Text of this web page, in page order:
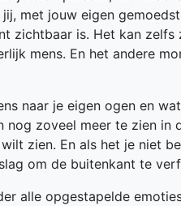
met jouw eigen
zichtbaar is. Het kan
mens. En het andere
naar je eigen ogen en
zoveel meer te zien in
zien. En als het je niet
om de buitenkant te
alle opgestapelde